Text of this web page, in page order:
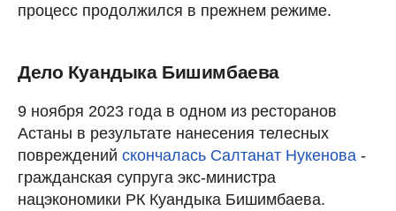
процесс продолжился в прежнем режиме.
Дело Куандыка Бишимбаева
9 ноября 2023 года в одном из ресторанов
Астаны в результате нанесения телесных
повреждений скончалась Салтанат Нукенова -
гражданская супруга экс-министра
нацэкономики РК Куандыка Бишимбаева.